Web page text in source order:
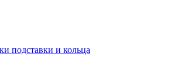
подставки и кольца